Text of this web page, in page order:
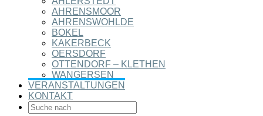
AHRENSMOOR
AHRENSWOHLDE
BOKEL
KAKERBECK
OERSDORF
OTTENDORF – KLETHEN
WANGERSEN
VERANSTALTUNGEN
KONTAKT
SEARCH